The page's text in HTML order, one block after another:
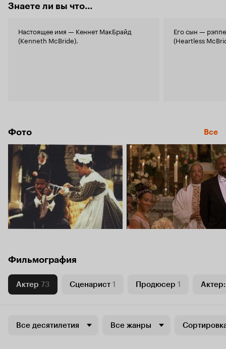
Знаете ли вы что...
Настоящее имя — Кеннет МакБрайд
(Kenneth McBride).
Его сын —
(Heartless
Фото Все
Фильмография
Актер 73 Сценарист 1 Продюсер 1
Все десятилетия Все жанры